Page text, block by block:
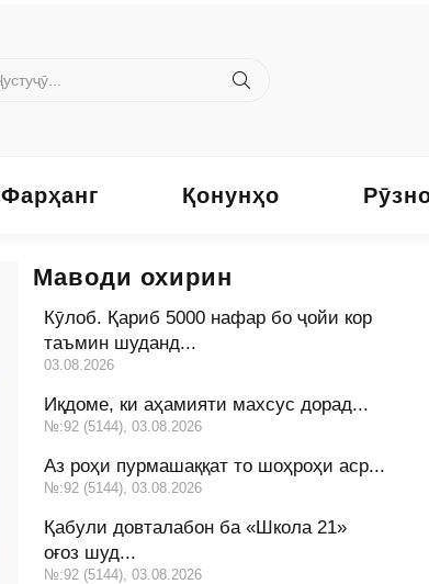
Фарҳанг Қонунҳо
Маводи охирин
Кӯлоб. Қариб 5000 нафар бо ҷойи кор
таъмин шуданд...
03.08.2026
Иқдоме, ки аҳамияти махсус дорад...
№:92 (5144), 03.08.2026
Аз роҳи пурмашаққат то шоҳроҳи аср...
№:92 (5144), 03.08.2026
Қабули довталабон ба «Школа 21»
оғоз шуд...
№:92 (5144), 03.08.2026